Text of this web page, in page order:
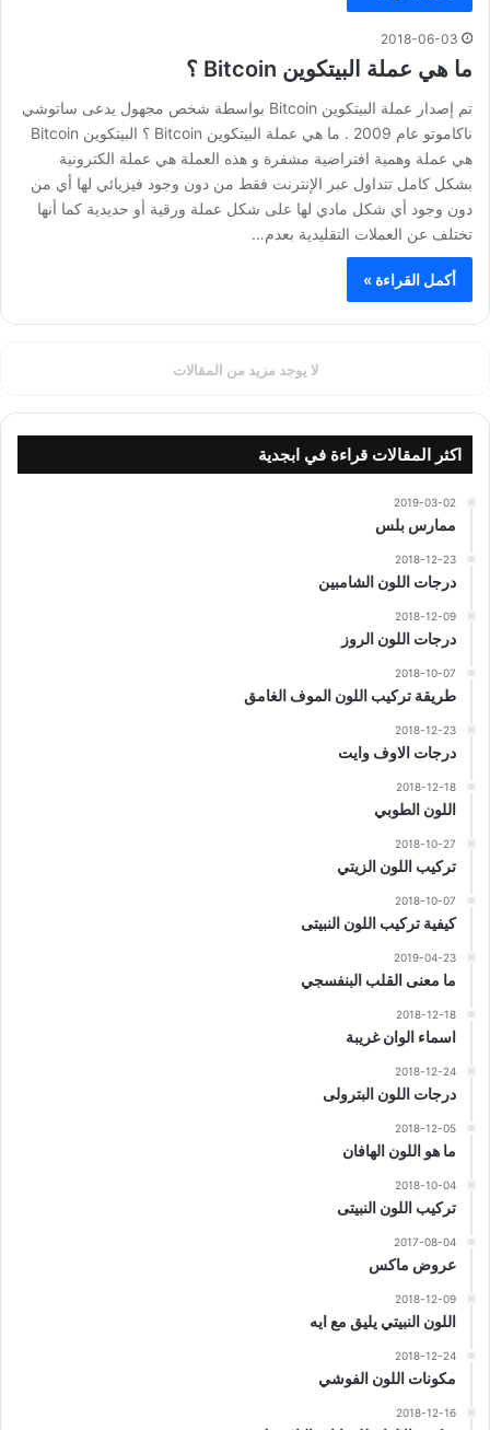
2018-06-03
ما هي عملة البيتكوين Bitcoin ؟
تم إصدار عملة البيتكوين Bitcoin بواسطة شخص مجهول يدعى ساتوشي
ناكاموتو عام 2009 . ما هي عملة البيتكوين Bitcoin ؟ البيتكوين Bitcoin
هي عملة وهمية افتراضية مشفرة و هذه العملة هي عملة الكترونية
بشكل كامل تتداول عبر الإنترنت فقط من دون وجود فيزيائي لها أي من
دون وجود أي شكل مادي لها على شكل عملة ورقية أو حديدية كما أنها
تختلف عن العملات التقليدية بعدم…
أكمل القراءة »
لا يوجد مزيد من المقالات
اكثر المقالات قراءة في ابجدية
2019-03-02
ممارس بلس
2018-12-23
درجات اللون الشامبين
2018-12-09
درجات اللون الروز
2018-10-07
طريقة تركيب اللون الموف الغامق
2018-12-23
درجات الاوف وايت
2018-12-18
اللون الطوبي
2018-10-27
تركيب اللون الزيتي
2018-10-07
كيفية تركيب اللون النبيتى
2019-04-23
ما معنى القلب البنفسجي
2018-12-18
اسماء الوان غريبة
2018-12-24
درجات اللون البترولى
2018-12-05
ما هو اللون الهافان
2018-10-04
تركيب اللون النبيتى
2017-08-04
عروض ماكس
2018-12-09
اللون النبيتي يليق مع ايه
2018-12-24
مكونات اللون الفوشي
2018-12-16